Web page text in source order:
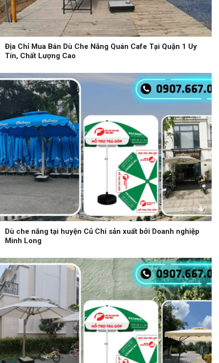
Địa Chỉ Mua Bán Dù Che Nắng Quán Cafe Tại Quận 1 Uy
Tín, Chất Lượng Cao
Dù che nắng tại huyện Củ Chi sản xuất bởi Doanh nghiệp
Minh Long